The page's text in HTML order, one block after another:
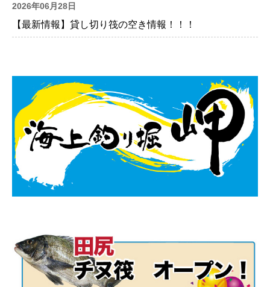
2026年06月28日
【最新情報】貸し切り筏の空き情報！！！